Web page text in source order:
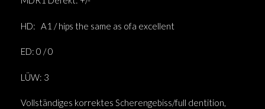
HD: A1 / hips the same as ofa excellent
ED: 0 / 0
LÜW: 3
Vollständiges korrektes Scherengebiss/full dentition,